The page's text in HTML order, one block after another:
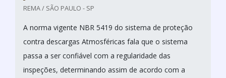
REMA / SÃO PAULO - SP
A norma vigente NBR 5419 do sistema de proteção
contra descargas Atmosféricas fala que o sistema
passa a ser confiável com a regularidade das
inspeções, determinando assim de acordo com a